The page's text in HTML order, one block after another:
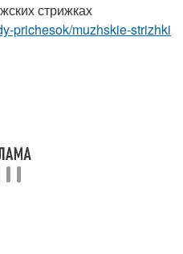
стрижках
prichesok/muzhskie-strizhki